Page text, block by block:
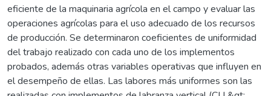
eficiente de la maquinaria agrícola en el campo y evaluar las
operaciones agrícolas para el uso adecuado de los recursos
de producción. Se determinaron coeficientes de uniformidad
del trabajo realizado con cada uno de los implementos
probados, además otras variables operativas que influyen en
el desempeño de ellas. Las labores más uniformes son las